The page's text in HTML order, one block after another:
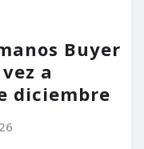
Buyer
a
diciembre